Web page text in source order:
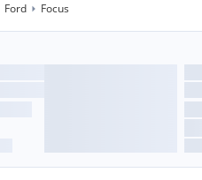
Ford Focus